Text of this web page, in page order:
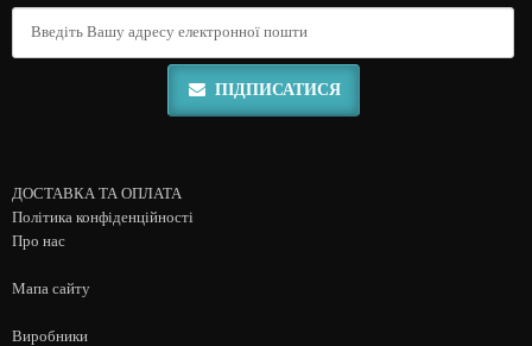
ПІДПИСАТИСЯ
ДОСТАВКА ТА ОПЛАТА
Політика конфіденційності
Про нас
Мапа сайту
Виробники